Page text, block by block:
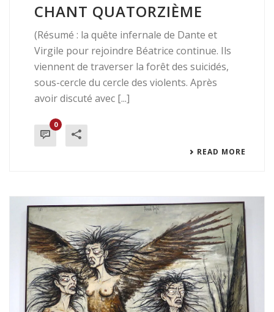
CHANT QUATORZIÈME
(Résumé : la quête infernale de Dante et
Virgile pour rejoindre Béatrice continue. Ils
viennent de traverser la forêt des suicidés,
sous-cercle du cercle des violents. Après
avoir discuté avec [...]
0
READ MORE